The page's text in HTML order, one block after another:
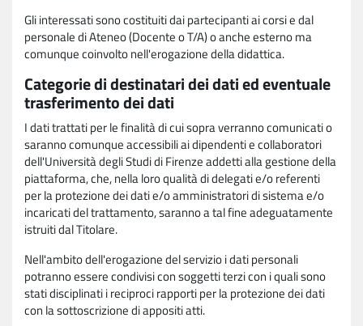
Gli interessati sono costituiti dai partecipanti ai corsi e dal
personale di Ateneo (Docente o T/A) o anche esterno ma
comunque coinvolto nell'erogazione della didattica.
Categorie di destinatari dei dati ed eventuale
trasferimento dei dati
I dati trattati per le finalità di cui sopra verranno comunicati o
saranno comunque accessibili ai dipendenti e collaboratori
dell'Università degli Studi di Firenze addetti alla gestione della
piattaforma, che, nella loro qualità di delegati e/o referenti
per la protezione dei dati e/o amministratori di sistema e/o
incaricati del trattamento, saranno a tal fine adeguatamente
istruiti dal Titolare.
Nell'ambito dell'erogazione del servizio i dati personali
potranno essere condivisi con soggetti terzi con i quali sono
stati disciplinati i reciproci rapporti per la protezione dei dati
con la sottoscrizione di appositi atti.